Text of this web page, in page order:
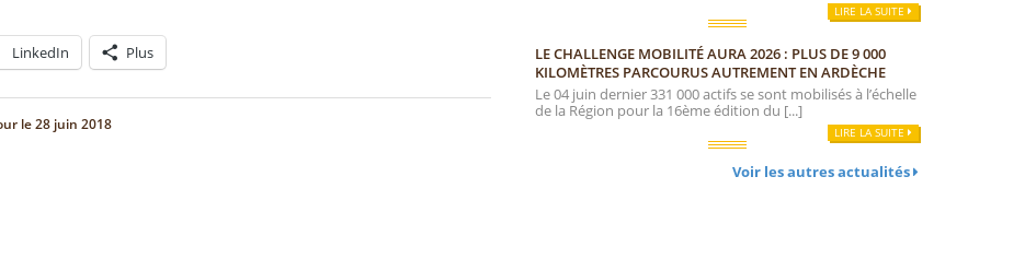
LinkedIn Plus
le28 juin 2018
LIRE LA SUITE
LE CHALLENGE MOBILITÉ AURA 2026 : PLUS DE 9 000
KILOMÈTRES PARCOURUS AUTREMENT EN ARDÈCHE
Le 04 juin dernier 331 000 actifs se sont mobilisés à l’échelle
de la Région pour la 16ème édition du [...]
LIRE LA SUITE
Voir les autres actualités